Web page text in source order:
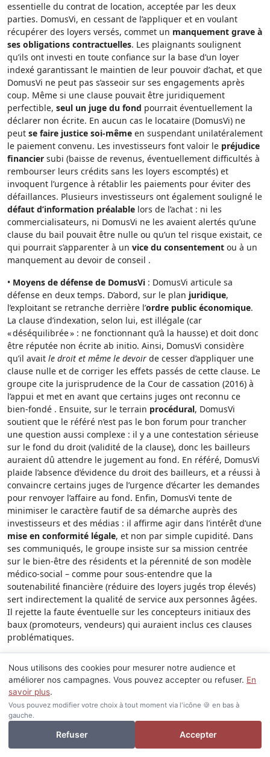
essentielle du contrat de location, acceptée par les deux
parties. DomusVi, en cessant de l’appliquer et en voulant
récupérer des loyers versés, commet un manquement grave à
ses obligations contractuelles. Les plaignants soulignent
qu’ils ont investi en toute confiance sur la base d’un loyer
indexé garantissant le maintien de leur pouvoir d’achat, et que
DomusVi ne peut pas s’asseoir sur ses engagements après
coup. Même si une clause pouvait être juridiquement
perfectible, seul un juge du fond pourrait éventuellement la
déclarer non écrite. En aucun cas le locataire (DomusVi) ne
peut se faire justice soi-même en suspendant unilatéralement
le paiement convenu. Les investisseurs font valoir le préjudice
financier subi (baisse de revenus, éventuellement difficultés à
rembourser leurs crédits sans les loyers escomptés) et
invoquent l’urgence à rétablir les paiements pour éviter des
défaillances. Plusieurs investisseurs ont également souligné le
défaut d’information préalable lors de l’achat : ni les
commercialisateurs, ni DomusVi ne les avaient alertés qu’une
clause du bail pouvait être nulle ou qu’un tel risque existait, ce
qui pourrait s’apparenter à un vice du consentement ou à un
manquement au devoir de conseil .
• Moyens de défense de DomusVi : DomusVi articule sa
défense en deux temps. D’abord, sur le plan juridique,
l’exploitant se retranche derrière l’ordre public économique.
La clause d’indexation, selon lui, est illégale (car
« déséquilibrée » : ne fonctionnant qu’à la hausse) et doit donc
être réputée non écrite ab initio. Ainsi, DomusVi considère
qu’il avait le droit et même le devoir de cesser d’appliquer une
clause nulle et de corriger les effets passés de cette clause. Le
groupe cite la jurisprudence de la Cour de cassation (2016) à
l’appui et met en avant que certains juges ont reconnu ce
bien-fondé . Ensuite, sur le terrain procédural, DomusVi
soutient que le référé n’est pas le bon forum pour trancher
une question aussi complexe : il y a une contestation sérieuse
sur le fond du droit (validité de la clause), donc les bailleurs
auraient dû attendre le jugement au fond. En référé, DomusVi
plaide l’absence d’évidence du droit des bailleurs, et a réussi à
convaincre certains juges de l’urgence d’écarter les demandes
pour renvoyer l’affaire au fond. Enfin, DomusVi tente de
minimiser le caractère fautif de sa démarche auprès des
investisseurs et des médias : il affirme agir dans l’intérêt d’une
mise en conformité légale, et non par simple cupidité. Dans
ses communiqués, le groupe insiste sur sa mission centrée
sur le bien-être des résidents et la pérennité de son modèle
médico-social – comme pour sous-entendre que la
soutenabilité financière (réduire des loyers jugés trop élevés)
sert indirectement la qualité de service aux personnes âgées.
Il rejette la faute éventuelle sur les concepteurs initiaux des
baux (promoteurs, vendeurs) qui auraient inclus ces clauses
problématiques.
contrat et la protection de l’investisseur, tandis que DomusVi
a mis en avant laconformité juridique et la viabilité
économique
évaluer à la fois des subtilités de droit des baux et des
considérations d’équité. L’issue penchera majoritairement en
faveur des bailleurs, considérant qu’un professionnel comme
DomusVi, signataire des baux, ne pouvait ignorer pendant des
Je veux investir ou revendre
Nous utilisons des cookies pour mesurer notre audience et
améliorer nos campagnes. Vous pouvez accepter ou refuser. En
savoir plus.
Vous pouvez modifier votre choix à tout moment via l'icône 🍪 en bas à
gauche.
Refuser Accepter